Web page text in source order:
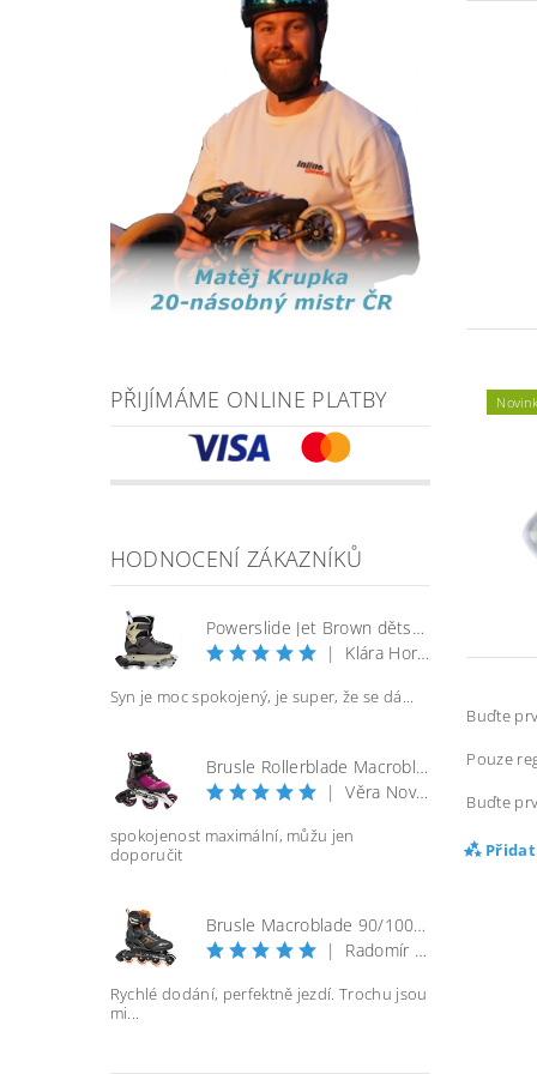
PŘIJÍMÁME ONLINE PLATBY
HODNOCENÍ ZÁKAZNÍKŮ
Powerslide Jet Brown dětské kolečkové brusle
|
Klára Horáčková
Syn je moc spokojený, je super, že se dá...
Brusle Rollerblade Macroblade 100 3WD W - vel. 40
|
Věra Nováková
spokojenost maximální, můžu jen
doporučit
Brusle Macroblade 90/100 BOA - černá/orange
|
Radomír Bureš
Rychlé dodání, perfektně jezdí. Trochu jsou
mi...
Buďte
Pouze
Buďte